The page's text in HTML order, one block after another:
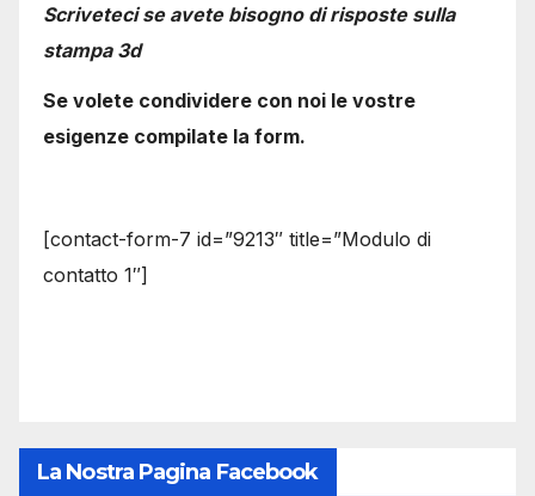
Scriveteci se avete bisogno di risposte sulla
stampa 3d
Se volete condividere con noi le vostre
esigenze compilate la form.
[contact-form-7 id=”9213″ title=”Modulo di
contatto 1″]
La Nostra Pagina Facebook